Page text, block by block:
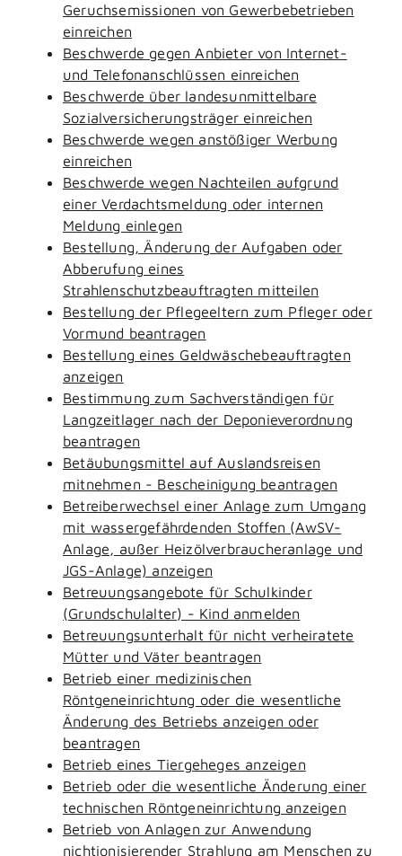
Geruchsemissionen von Gewerbebetrieben
einreichen
Beschwerde gegen Anbieter von Internet-
und Telefonanschlüssen einreichen
Beschwerde über landesunmittelbare
Sozialversicherungsträger einreichen
Beschwerde wegen anstößiger Werbung
einreichen
Beschwerde wegen Nachteilen aufgrund
einer Verdachtsmeldung oder internen
Meldung einlegen
Bestellung, Änderung der Aufgaben oder
Abberufung eines
Strahlenschutzbeauftragten mitteilen
Bestellung der Pflegeeltern zum Pfleger oder
Vormund beantragen
Bestellung eines Geldwäschebeauftragten
anzeigen
Bestimmung zum Sachverständigen für
Langzeitlager nach der Deponieverordnung
beantragen
Betäubungsmittel auf Auslandsreisen
mitnehmen - Bescheinigung beantragen
Betreiberwechsel einer Anlage zum Umgang
mit wassergefährdenden Stoffen (AwSV-
Anlage, außer Heizölverbraucheranlage und
JGS-Anlage) anzeigen
Betreuungsangebote für Schulkinder
(Grundschulalter) - Kind anmelden
Betreuungsunterhalt für nicht verheiratete
Mütter und Väter beantragen
Betrieb einer medizinischen
Röntgeneinrichtung oder die wesentliche
Änderung des Betriebs anzeigen oder
beantragen
Betrieb eines Tiergeheges anzeigen
Betrieb oder die wesentliche Änderung einer
technischen Röntgeneinrichtung anzeigen
Betrieb von Anlagen zur Anwendung
nichtionisierender Strahlung am Menschen zu